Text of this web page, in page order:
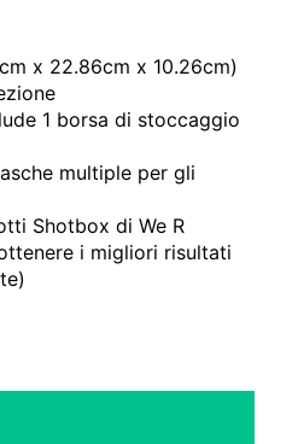
x 22.86cm x 10.26cm)
1 borsa di stoccaggio
multiple per gli
Shotbox di We R
i migliori risultati